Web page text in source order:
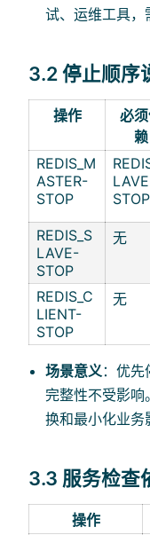
试、运维工具，
3.2 停止顺序
操作
必
赖
REDIS_M
ASTER-
STOP
STOP
REDIS_S
LAVE-
STOP
无
REDIS_C
LIENT-
STOP
无
场景意义 ：优
完整性不受影
换和最小化业务
3.3 服务检查
操作